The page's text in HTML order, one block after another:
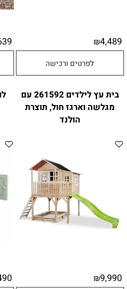
₪4,489
לפרטים ורכישה
בית עץ לילדים 261592 עם
מגלשה וארגז חול, תוצרת
הולנד
₪9,990